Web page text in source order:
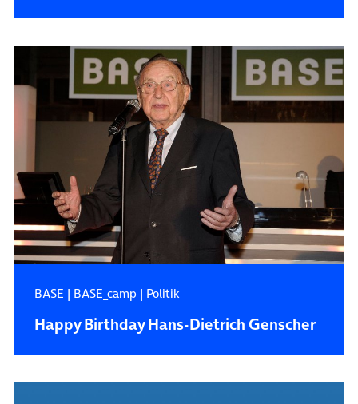
BASE | BASE_camp | Politik
Happy Birthday Hans-Dietrich Genscher